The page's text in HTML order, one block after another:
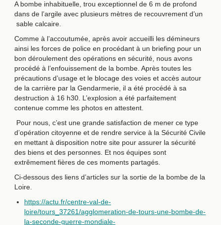
A bombe inhabituelle, trou exceptionnel de 6 m de profond
dans de l’argile avec plusieurs mètres de recouvrement d’un
sable calcaire.
Comme à l’accoutumée, après avoir accueilli les démineurs
ainsi les forces de police en procédant à un briefing pour un
bon déroulement des opérations en sécurité, nous avons
procédé à l’enfouissement de la bombe. Après toutes les
précautions d’usage et le blocage des voies et accès autour
de la carrière par la Gendarmerie, il a été procédé à sa
destruction à 16 h30. L’explosion a été parfaitement
contenue comme les photos en attestent.
Pour nous, c’est une grande satisfaction de mener ce type
d’opération citoyenne et de rendre service à la Sécurité Civile
en mettant à disposition notre site pour assurer la sécurité
des biens et des personnes. Et nos équipes sont
extrêmement fières de ces moments partagés.
Ci-dessous des liens d’articles sur la sortie de la bombe de la
Loire.
https://actu.fr/centre-val-de-
loire/tours_37261/agglomeration-de-tours-une-bombe-de-
la-seconde-guerre-mondiale-